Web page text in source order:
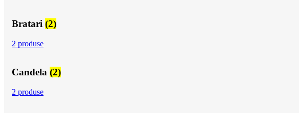
Bratari (2)
2 produse
Candela (2)
2 produse